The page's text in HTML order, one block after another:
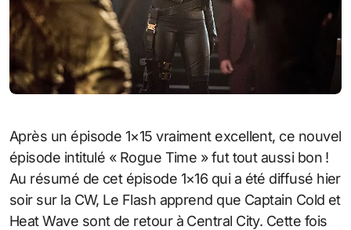
Après un épisode 1×15 vraiment excellent, ce nouvel
épisode intitulé « Rogue Time » fut tout aussi bon !
Au résumé de cet épisode 1×16 qui a été diffusé hier
soir sur la CW, Le Flash apprend que Captain Cold et
Heat Wave sont de retour à Central City. Cette fois